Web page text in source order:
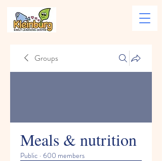
Groups
Meals & nutrition
Public · 600 members